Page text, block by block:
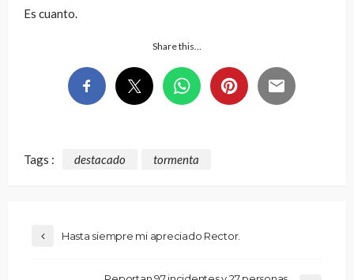
Es cuanto.
Share this…
Tags : destacado tormenta
Hasta siempre mi apreciado Rector.